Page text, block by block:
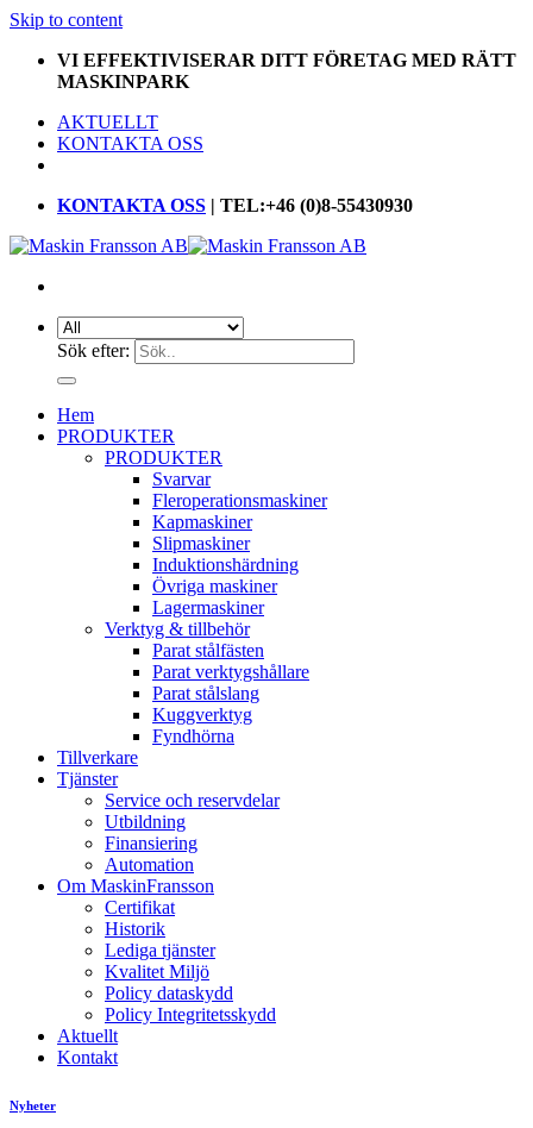
Skip to content
VI EFFEKTIVISERAR DITT FÖRETAG MED RÄTT
MASKINPARK
AKTUELLT
KONTAKTA OSS
KONTAKTA OSS | TEL:+46 (0)8-55430930
Sök efter:
Hem
PRODUKTER
PRODUKTER
Svarvar
Fleroperationsmaskiner
Kapmaskiner
Slipmaskiner
Induktionshärdning
Övriga maskiner
Lagermaskiner
Verktyg & tillbehör
Parat stålfästen
Parat verktygshållare
Parat stålslang
Kuggverktyg
Fyndhörna
Tillverkare
Tjänster
Service och reservdelar
Utbildning
Finansiering
Automation
Om MaskinFransson
Certifikat
Historik
Lediga tjänster
Kvalitet Miljö
Policy dataskydd
Policy Integritetsskydd
Aktuellt
Kontakt
Nyheter